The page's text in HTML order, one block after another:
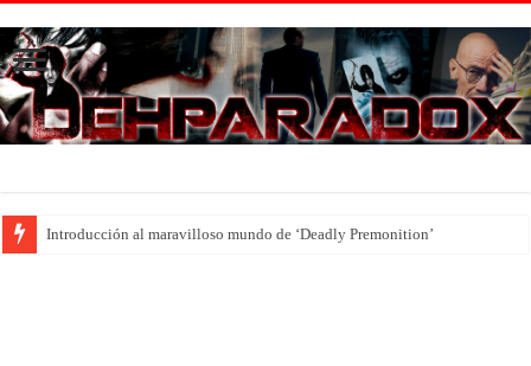
Introducción al maravilloso mundo de ‘Deadly Premonition’